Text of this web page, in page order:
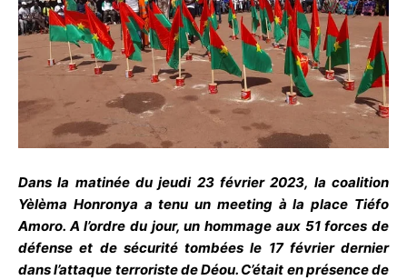
Dans la matinée du jeudi 23 février 2023, la coalition
Yèlèma Honronya a tenu un meeting à la place Tiéfo
Amoro. A l’ordre du jour, un hommage aux 51 forces de
défense et de sécurité tombées le 17 février dernier
dans l’attaque terroriste de Déou. C’était en présence de